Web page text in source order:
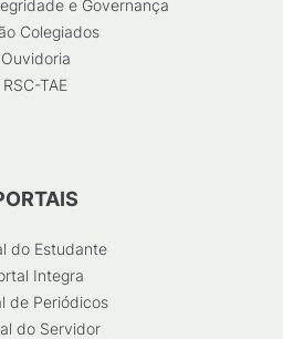
e Governança
Colegiados
Ouvidoria
RSC-TAE
do Estudante
Integra
de Periódicos
do Servidor